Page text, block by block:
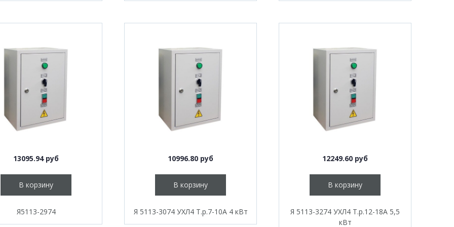
13095.94 руб
В корзину
Я5113-2974
10996.80 руб
В корзину
Я 5113-3074 УХЛ4 Т.р.7-10А 4 кВт
12249.60 руб
В корзину
Я 5113-3274 УХЛ4 Т.р.12-18А 5,5
кВт